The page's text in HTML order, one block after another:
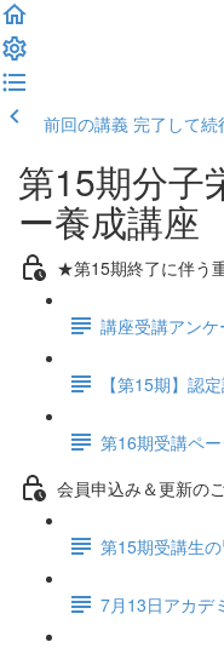
前回の講義 完了して続
第15期分子
ー養成講座
★第15期終了に伴う
講座受講アン
【第15期】認
第16期受講ペ
会員申込み＆更新の
第15期受講生
7月13日アカデ